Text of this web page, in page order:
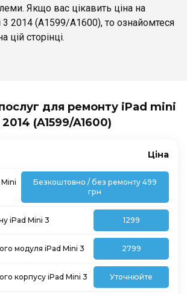
Якщо вас цікавить ціна на
2014 (A1599/A1600), то ознайомтеся
цій сторінці.
для ремонту iPad mini
2014 (A1599/A1600)
Ціна
Mini
Безкоштовно / без ремонту 499
грн
iPad Mini 3 1299
модуля iPad Mini 3 2799
корпусу iPad Mini 3 Уточнюйте